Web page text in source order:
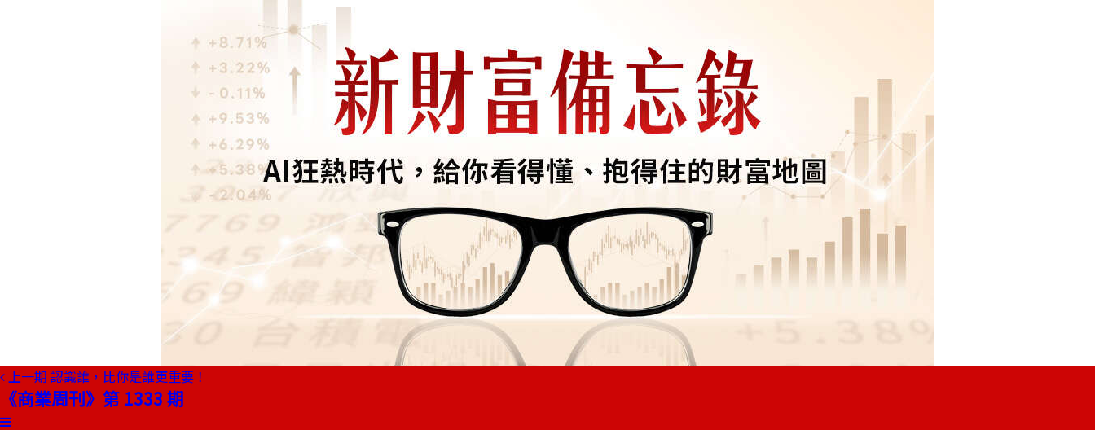
上一期 認識誰，比你是誰更重要！
《商業周刊》第 1333 期